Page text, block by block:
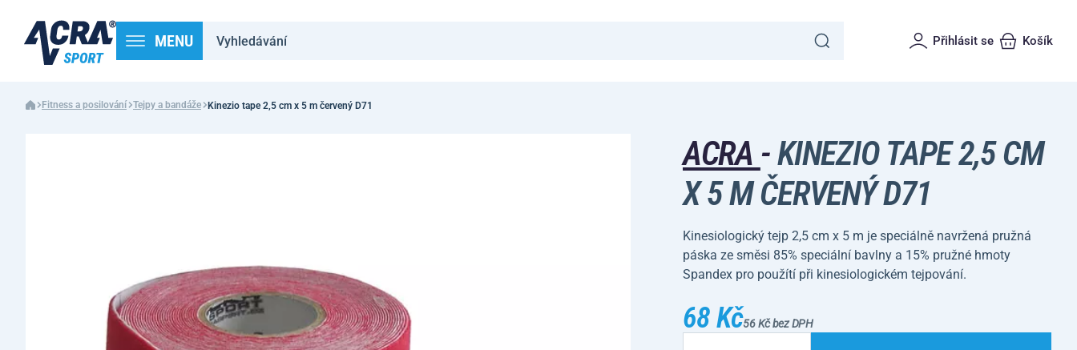
MENU Přihlásit se Košík
Fitness a posilování Tejpy a bandáže Kinezio tape 2,5 cm x 5 m červený D71
ACRA -KINEZIO TAPE 2,5 CM
X 5 M ČERVENÝ D71
Kinesiologický tejp 2,5 cm x 5 m je speciálně navržená pružná
páska ze směsi 85% speciální bavlny a 15% pružné hmoty
Spandex pro použítí při kinesiologickém tejpování.
68 Kč56 Kč bez DPH